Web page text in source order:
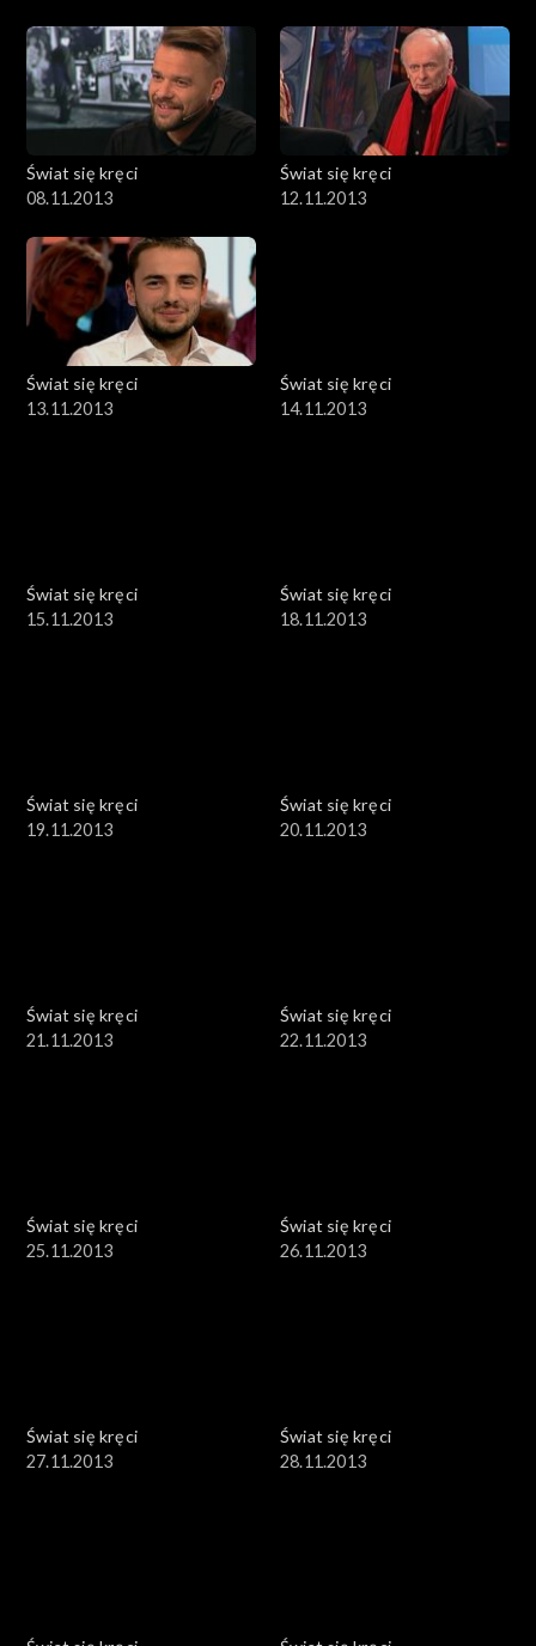
Świat się kręci
08.11.2013
Świat się kręci
12.11.2013
Świat się kręci
13.11.2013
Świat się kręci
14.11.2013
Świat się kręci
15.11.2013
Świat się kręci
18.11.2013
Świat się kręci
19.11.2013
Świat się kręci
20.11.2013
Świat się kręci
21.11.2013
Świat się kręci
22.11.2013
Świat się kręci
25.11.2013
Świat się kręci
26.11.2013
Świat się kręci
27.11.2013
Świat się kręci
28.11.2013